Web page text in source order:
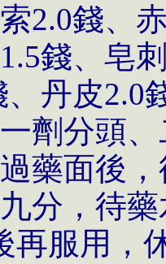
2.0錢、
錢、皂
丹皮2.0
劑分頭
藥面後
分，待
再服用，